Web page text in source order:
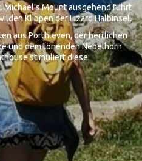
Michael's Mount ausgehend führt
Klippen der Lizard Halbinsel.
aus Porthleven, der herrlichen
und dem tönenden Nebelhorn
stimuliert diese